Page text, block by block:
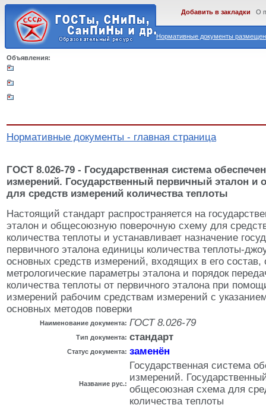
Нормативные документы
Добавить в закладки О
Объявления:
Нормативные документы - главная страница
ГОСТ 8.026-79 - Государственная система
измерений. Государственный первичный эталон и
для средств измерений количества теплоты
Настоящий стандарт распространяется на
эталон и общесоюзную поверочную схему для
количества теплоты и устанавливает назначение
первичного эталона единицы количества теплоты-
основных средств измерений, входящих в его состав,
метрологические параметры эталона и порядок
количества теплоты от первичного эталона при
измерений рабочим средствам измерений с
основных методов поверки
Наименование документа: ГОСТ 8.026-79
Тип документа: стандарт
Статус документа: заменён
Название рус.:
Государственная система
измерений.
общесоюзная схема для
количества теплоты